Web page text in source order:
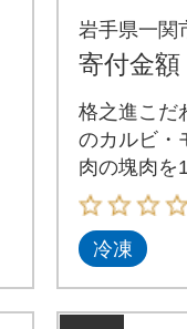
身&霜降
1本
岩手県一関
寄付金額
格之進こだ
のカルビ・
肉の塊肉を
ました。
冷凍